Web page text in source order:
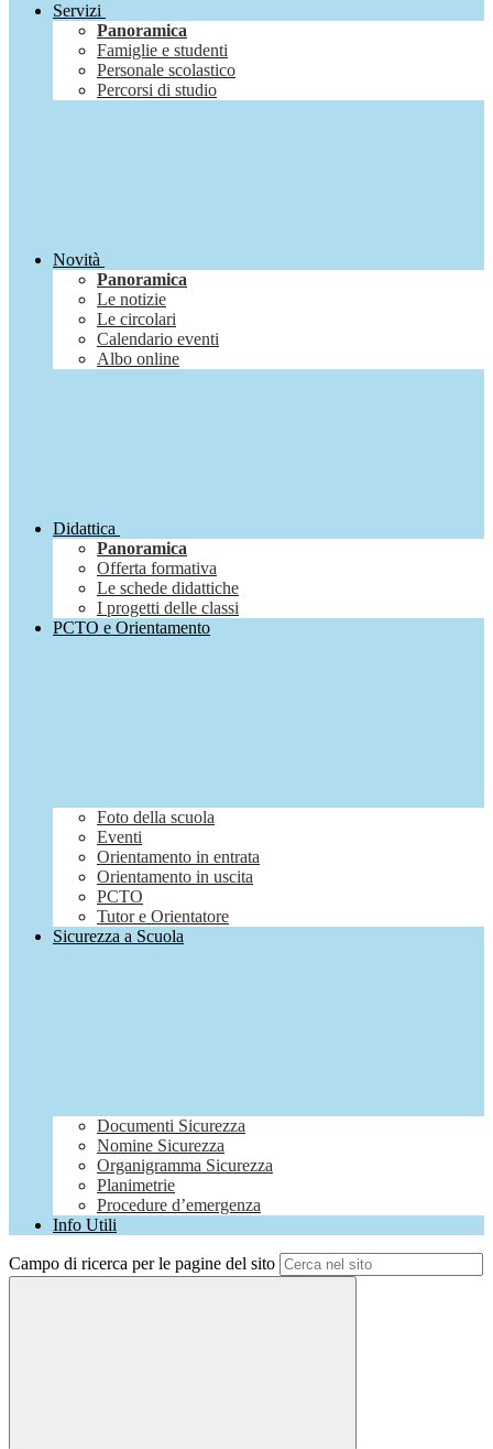
Servizi
Panoramica
Famiglie e studenti
Personale scolastico
Percorsi di studio
Novità
Panoramica
Le notizie
Le circolari
Calendario eventi
Albo online
Didattica
Panoramica
Offerta formativa
Le schede didattiche
I progetti delle classi
PCTO e Orientamento
Foto della scuola
Eventi
Orientamento in entrata
Orientamento in uscita
PCTO
Tutor e Orientatore
Sicurezza a Scuola
Documenti Sicurezza
Nomine Sicurezza
Organigramma Sicurezza
Planimetrie
Procedure d’emergenza
Info Utili
Campo di ricerca per le pagine del sito